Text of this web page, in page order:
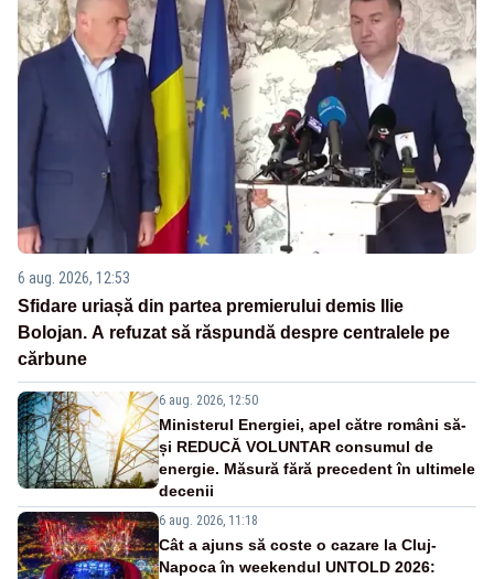
6 aug. 2026, 12:53
Sfidare uriașă din partea premierului demis Ilie
Bolojan. A refuzat să răspundă despre centralele pe
cărbune
6 aug. 2026, 12:50
Ministerul Energiei, apel către români să-
și REDUCĂ VOLUNTAR consumul de
energie. Măsură fără precedent în ultimele
decenii
6 aug. 2026, 11:18
Cât a ajuns să coste o cazare la Cluj-
Napoca în weekendul UNTOLD 2026: